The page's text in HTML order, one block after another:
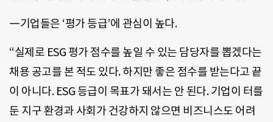
―기업들은 ‘평가 등급’에 관심이 높다.
“실제로 ESG 평가 점수를 높일 수 있는 담당자를 뽑겠다는
채용 공고를 본 적도 있다. 하지만 좋은 점수를 받는다고 끝
이 아니다. ESG 등급이 목표가 돼서는 안 된다. 기업이 터를
둔 지구 환경과 사회가 건강하지 않으면 비즈니스도 어려